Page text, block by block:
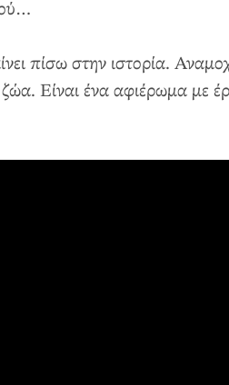
πίσω στην ιστορία.
Είναι ένα αφιέρωμα με